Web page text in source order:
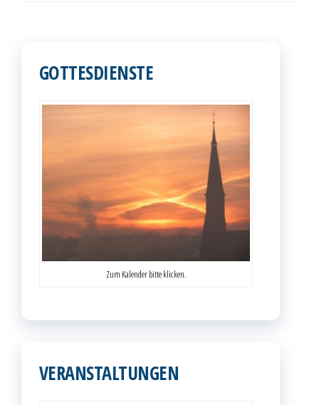
GOTTESDIENSTE
Zum Kalender bitte klicken.
VERANSTALTUNGEN